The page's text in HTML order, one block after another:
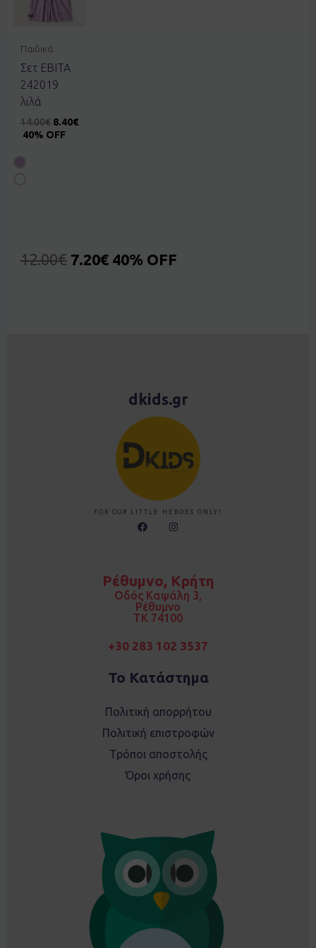
Παιδικά
Σετ EBITA
242019
λιλά
14.00€ 8.40€
40% OFF
12.00€ 7.20€ 40% OFF
dkids.gr
FOR OUR LITTLE HEROES ONLY!
F
a
o
k
I
n
r
a
m
Ρέθυμνο, Κρήτη
Οδός Καψάλη 3,
Ρέθυμνο
TK 74100
+30 283 102 3537
Το Κατάστημα
Πολιτική απορρήτου
Πολιτική επιστροφών
Τρόποι αποστολής
Όροι χρήσης